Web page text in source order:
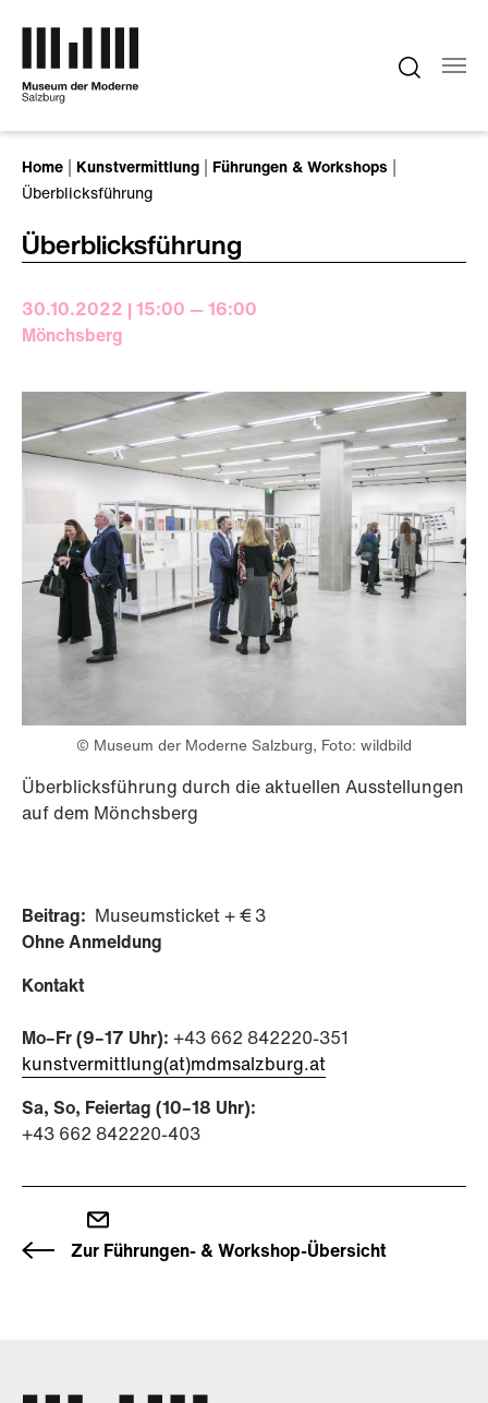
Home Kunstvermittlung
Führungen & Workshops
Überblicksführung
Überblicksführung
30.10.2022 | 15:00 — 16:00
Mönchsberg
© Museum der Moderne Salzburg, Foto: wildbild
Überblicksführung durch die aktuellen Ausstellungen
auf dem Mönchsberg
Beitrag: Museumsticket + € 3
Ohne Anmeldung
Kontakt
Mo–Fr (9–17 Uhr): +43 662 842220-351
kunstvermittlung(at)mdmsalzburg.at
Sa, So, Feiertag (10–18 Uhr):
+43 662 842220-403
Zur Führungen- & Workshop-Übersicht